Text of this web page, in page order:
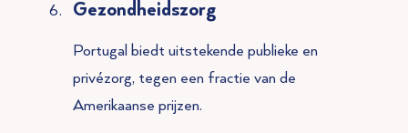
Gezondheidszorg
Portugal biedt uitstekende publieke en
privézorg, tegen een fractie van de
Amerikaanse prijzen.